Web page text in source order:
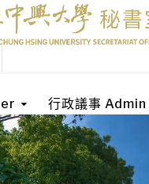
行政議事